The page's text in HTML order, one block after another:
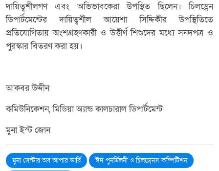
দায়িত্বশীলগণ এবং অভিভাবকেরা উপস্থিত ছিলেন। চিলড্রেন
ডিপার্টমেন্টের দায়িত্বশীল আয়েশা সিদ্দিকীর উপস্থিতিতে
প্রতিযোগিতায় অংশগ্রহণকারী ও উত্তীর্ণ শিশুদের মধ্যে সনদপত্র ও
পুরস্কার বিতরণ করা হয়।
আকবর উদ্দীন
কমিউনিকেশন, মিডিয়া অ্যান্ড কালচারাল ডিপার্টমেন্ট
মুনা ইস্ট জোন
মুনা সেন্টার অব আপার ডার্বি
ঈদ পুনর্মিলনী ও চিলড্রেনস কম্পিটিশন